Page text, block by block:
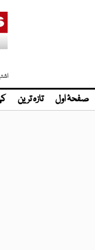
صفحۂ اول تازہ ترین